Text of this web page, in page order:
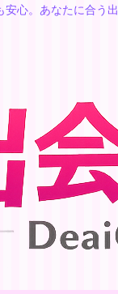
安心。あなたに合う